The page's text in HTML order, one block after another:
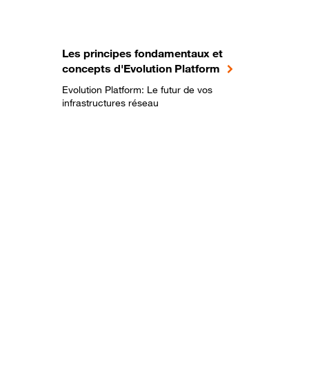
Les principes fondamentaux et
concepts d'Evolution Platform
Evolution Platform: Le futur de vos
infrastructures réseau